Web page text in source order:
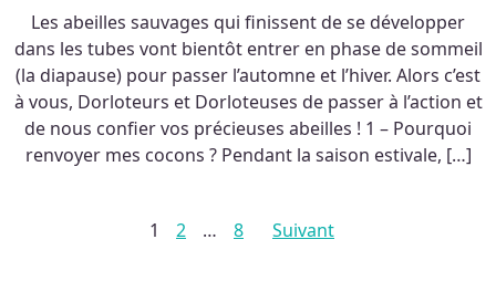
Les abeilles sauvages qui finissent de se développer
dans les tubes vont bientôt entrer en phase de sommeil
(la diapause) pour passer l’automne et l’hiver. Alors c’est
à vous, Dorloteurs et Dorloteuses de passer à l’action et
de nous confier vos précieuses abeilles ! 1 – Pourquoi
renvoyer mes cocons ? Pendant la saison estivale, […]
1 2 … 8 Suivant